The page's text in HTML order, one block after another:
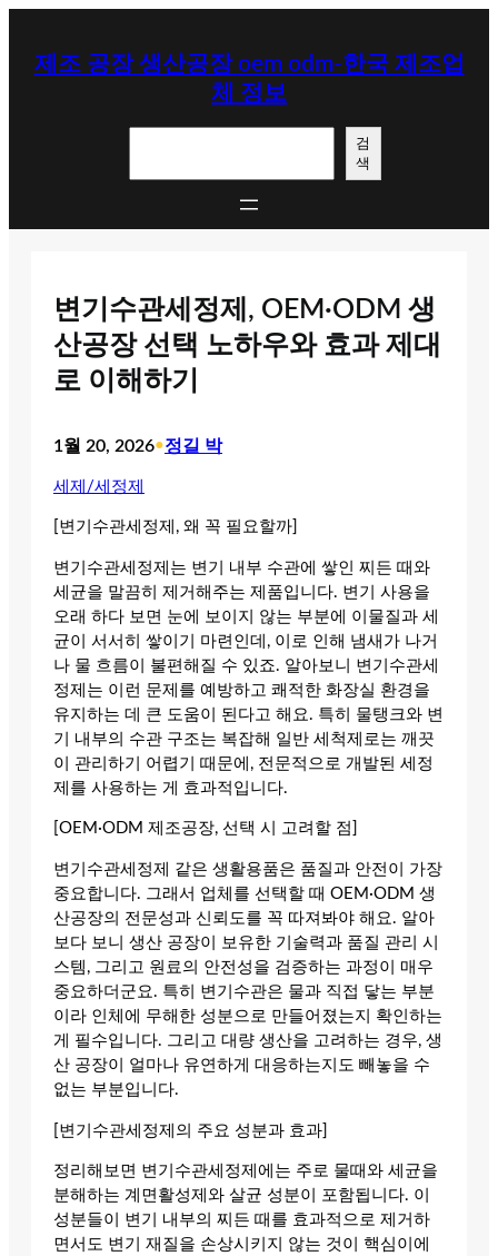
제조 공장 생산공장 oem odm-한국 제조업
체 정보
검
색
변기수관세정제, OEM·ODM 생
산공장 선택 노하우와 효과 제대
로 이해하기
1월 20, 2026•정길 박
세제/세정제
[변기수관세정제, 왜 꼭 필요할까]
변기수관세정제는 변기 내부 수관에 쌓인 찌든 때와
세균을 말끔히 제거해주는 제품입니다. 변기 사용을
오래 하다 보면 눈에 보이지 않는 부분에 이물질과 세
균이 서서히 쌓이기 마련인데, 이로 인해 냄새가 나거
나 물 흐름이 불편해질 수 있죠. 알아보니 변기수관세
정제는 이런 문제를 예방하고 쾌적한 화장실 환경을
유지하는 데 큰 도움이 된다고 해요. 특히 물탱크와 변
기 내부의 수관 구조는 복잡해 일반 세척제로는 깨끗
이 관리하기 어렵기 때문에, 전문적으로 개발된 세정
제를 사용하는 게 효과적입니다.
[OEM·ODM 제조공장, 선택 시 고려할 점]
변기수관세정제 같은 생활용품은 품질과 안전이 가장
중요합니다. 그래서 업체를 선택할 때 OEM·ODM 생
산공장의 전문성과 신뢰도를 꼭 따져봐야 해요. 알아
보다 보니 생산 공장이 보유한 기술력과 품질 관리 시
스템, 그리고 원료의 안전성을 검증하는 과정이 매우
중요하더군요. 특히 변기수관은 물과 직접 닿는 부분
이라 인체에 무해한 성분으로 만들어졌는지 확인하는
게 필수입니다. 그리고 대량 생산을 고려하는 경우, 생
산 공장이 얼마나 유연하게 대응하는지도 빼놓을 수
없는 부분입니다.
[변기수관세정제의 주요 성분과 효과]
정리해보면 변기수관세정제에는 주로 물때와 세균을
분해하는 계면활성제와 살균 성분이 포함됩니다. 이
성분들이 변기 내부의 찌든 때를 효과적으로 제거하
면서도 변기 재질을 손상시키지 않는 것이 핵심이에